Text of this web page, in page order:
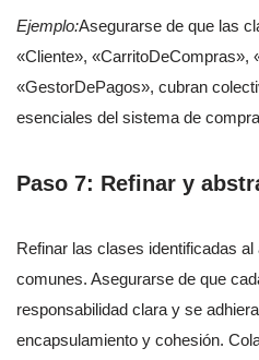
Ejemplo:Asegurarse de que las
«Cliente», «CarritoDeCompras»,
«GestorDePagos», cubran
esenciales del sistema de
Paso 7: Refinar y
Refinar las clases identificadas
comunes. Asegurarse de que
responsabilidad clara y se
encapsulamiento y cohesión.